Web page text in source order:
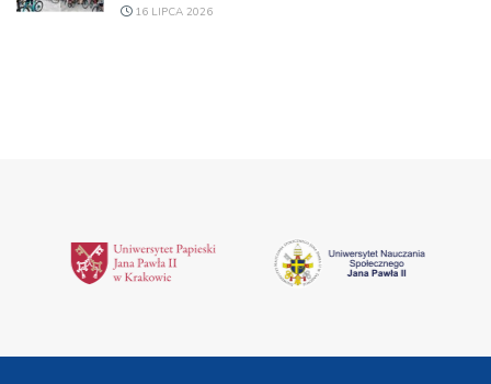
16 LIPCA 2026